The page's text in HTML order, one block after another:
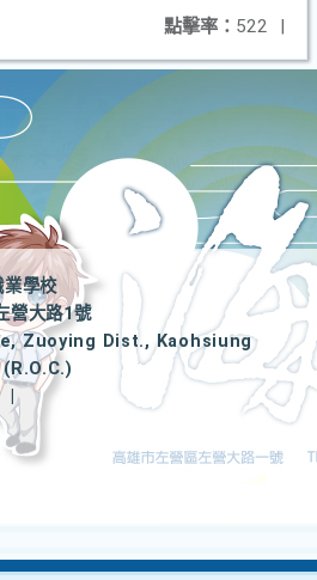
點擊率： 522 |
業學校
營大路1號
Zuoying Dist., Kaohsiung
|